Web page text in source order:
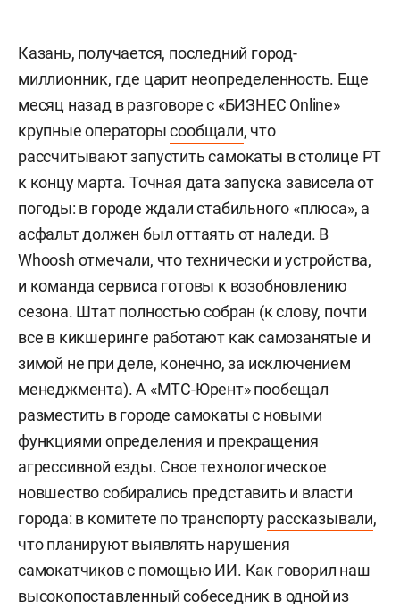
Казань, получается, последний город-
миллионник, где царит неопределенность. Еще
месяц назад в разговоре с «БИЗНЕС Online»
крупные операторысообщали, что
рассчитывают запустить самокаты в столице РТ
к концу марта. Точная дата запуска зависела от
погоды: в городе ждали стабильного «плюса», а
асфальт должен был оттаять от наледи. В
Whoosh отмечали, что технически и устройства,
и команда сервиса готовы к возобновлению
сезона. Штат полностью собран (к слову, почти
все в кикшеринге работают как самозанятые и
зимой не при деле, конечно, за исключением
менеджмента). А «МТС-Юрент» пообещал
разместить в городе самокаты с новыми
функциями определения и прекращения
агрессивной езды. Свое технологическое
новшество собирались представить и власти
города: в комитете по транспортурассказывали,
что планируют выявлять нарушения
самокатчиков с помощью ИИ. Как говорил наш
высокопоставленный собеседник в одной из